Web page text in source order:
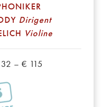
Dirigent
Violine
– € 115